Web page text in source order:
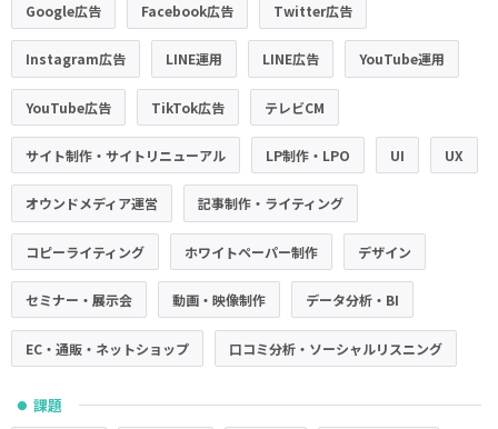
Google広告 Facebook広告 Twitter広告
Instagram広告 LINE運用 LINE広告 YouTube運用
YouTube広告 TikTok広告 テレビCM
サイト制作・サイトリニューアル LP制作・LPO UI UX
オウンドメディア運営 記事制作・ライティング
コピーライティング ホワイトペーパー制作 デザイン
セミナー・展示会 動画・映像制作 データ分析・BI
EC・通販・ネットショップ 口コミ分析・ソーシャルリスニング
● 課題